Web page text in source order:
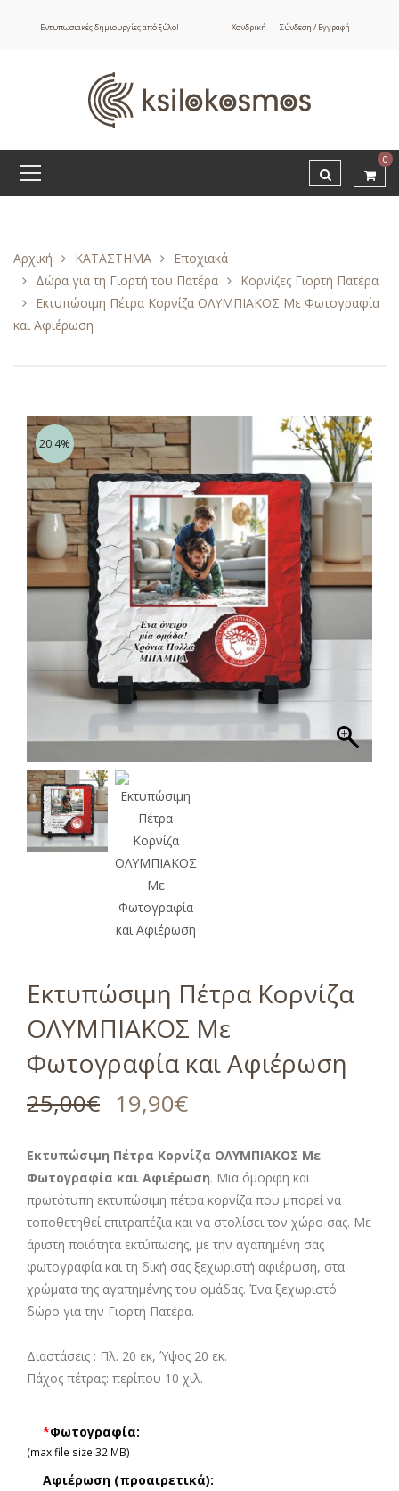
Εντυπωσιακές δημιουργίες από ξύλο! Χονδρική Σύνδεση / Εγγραφή
0
Αρχική ΚΑΤΑΣΤΗΜΑ
Εποχιακά
Δώρα για τη Γιορτή του Πατέρα
Κορνίζες Γιορτή Πατέρα
Εκτυπώσιμη Πέτρα Κορνίζα ΟΛΥΜΠΙΑΚΟΣ Με Φωτογραφία
και Αφιέρωση
20.4%
Εκτυπώσιμη Πέτρα Κορνίζα
ΟΛΥΜΠΙΑΚΟΣ Με
Φωτογραφία και Αφιέρωση
25,00€ 19,90€
Εκτυπώσιμη Πέτρα Κορνίζα ΟΛΥΜΠΙΑΚΟΣ Με
Φωτογραφία και Αφιέρωση. Μια όμορφη και
πρωτότυπη εκτυπώσιμη πέτρα κορνίζα που μπορεί να
τοποθετηθεί επιτραπέζια και να στολίσει τον χώρο σας. Με
άριστη ποιότητα εκτύπωσης, με την αγαπημένη σας
φωτογραφία και τη δική σας ξεχωριστή αφιέρωση, στα
χρώματα της αγαπημένης του ομάδας. Ένα ξεχωριστό
΄δώρο για την Γιορτή Πατέρα.
Διαστάσεις : Πλ. 20 εκ, Ύψος 20 εκ.
Πάχος πέτρας: περίπου 10 χιλ.
*Φωτογραφία:
(max file size 32 MB)
Αφιέρωση (προαιρετικά):